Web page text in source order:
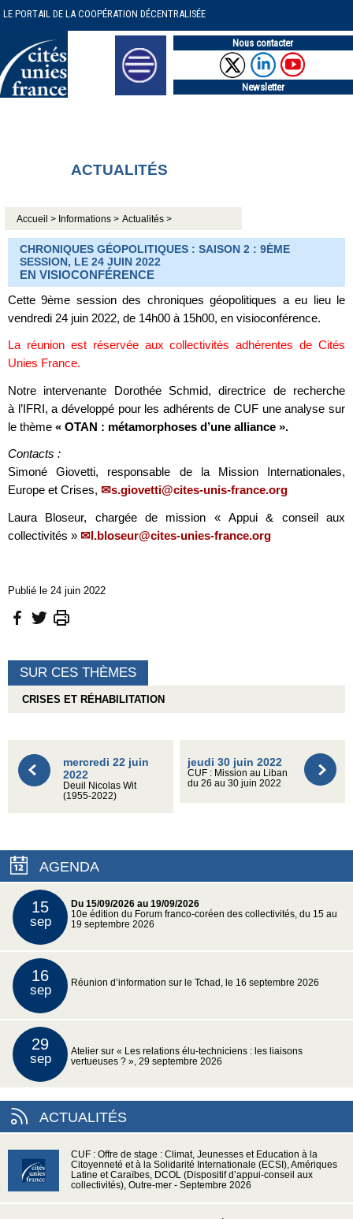
LE PORTAIL DE LA COOPÉRATION DÉCENTRALISÉE
Nous contacter
Newsletter
ACTUALITÉS
Accueil > Informations > Actualités >
CHRONIQUES GÉOPOLITIQUES : SAISON 2 : 9ÈME
SESSION, LE 24 JUIN 2022
EN VISIOCONFÉRENCE
Cette 9ème session des chroniques géopolitiques a eu lieu le
vendredi 24 juin 2022, de 14h00 à 15h00, en visioconférence.
La réunion est réservée aux collectivités adhérentes de Cités
Unies France.
Notre intervenante Dorothée Schmid, directrice de recherche
à l’IFRI, a développé pour les adhérents de CUF une analyse sur
le thème « OTAN : métamorphoses d’une alliance ».
Contacts :
Simoné Giovetti, responsable de la Mission Internationales,
Europe et Crises,
s.giovetti@cites-unis-france.org
Laura Bloseur, chargée de mission « Appui & conseil aux
collectivités »
l.bloseur@cites-unies-france.org
Publié le 24 juin 2022
SUR CES THÈMES
CRISES ET RÉHABILITATION
mercredi 22 juin
2022
Deuil Nicolas Wit
(1955-2022)
jeudi 30 juin 2022
CUF : Mission au Liban
du 26 au 30 juin 2022
AGENDA
15
sep
Du 15/09/2026 au 19/09/2026
10e édition du Forum franco-coréen des collectivités, du 15 au
19 septembre 2026
16
sep Réunion d’information sur le Tchad, le 16 septembre 2026
29
sep
Atelier sur « Les relations élu-techniciens : les liaisons
vertueuses ? », 29 septembre 2026
ACTUALITÉS
CUF : Offre de stage : Climat, Jeunesses et Education à la
Citoyenneté et à la Solidarité Internationale (ECSI), Amériques
Latine et Caraïbes, DCOL (Dispositif d’appui-conseil aux
collectivités), Outre-mer - Septembre 2026